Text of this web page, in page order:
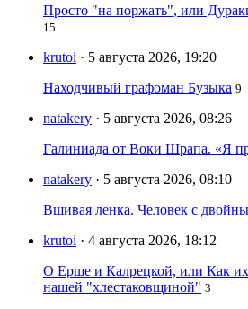
Просто "на поржать", или
15
krutoi · 5 августа 2026, 19:20
Находчивый графоман Бузыка 9
natakery · 5 августа 2026, 08:26
Галиниада от Воки Шрапа. «Я
natakery · 5 августа 2026, 08:10
Вшивая ленка. Человек с
krutoi · 4 августа 2026, 18:12
О Ерше и Калрецкой, или Как их
нашей "хлестаковщиной" 3